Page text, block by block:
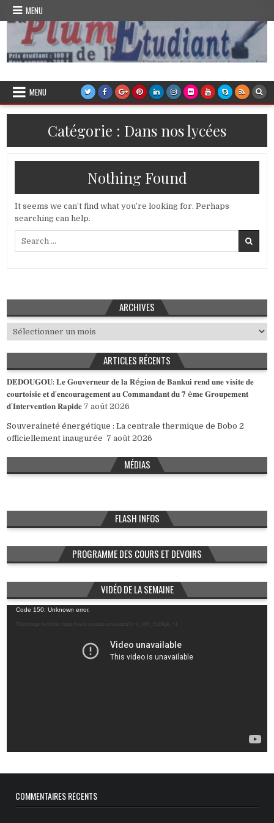
Skip
content
MENU
Plume de l'Etudiant
MENU
Catégorie : Dans nos lycées
Nothing Found
It seems we can’t find what you’re looking for. Perhaps
searching can help.
ARCHIVES
Archives
ARTICLES RÉCENTS
𝐃𝐄𝐃𝐎𝐔𝐆𝐎𝐔: 𝐋𝐞 𝐆𝐨𝐮𝐯𝐞𝐫𝐧𝐞𝐮𝐫 𝐝𝐞 𝐥𝐚 𝐑é𝐠𝐢𝐨𝐧 𝐝𝐞 𝐁𝐚𝐧𝐤𝐮𝐢 𝐫𝐞𝐧𝐝 𝐮𝐧𝐞 𝐯𝐢𝐬𝐢𝐭𝐞 𝐝𝐞
𝐜𝐨𝐮𝐫𝐭𝐨𝐢𝐬𝐢𝐞 𝐞𝐭 𝐝’𝐞𝐧𝐜𝐨𝐮𝐫𝐚𝐠𝐞𝐦𝐞𝐧𝐭 𝐚𝐮 𝐂𝐨𝐦𝐦𝐚𝐧𝐝𝐚𝐧𝐭 𝐝𝐮 𝟕 è𝐦𝐞 𝐆𝐫𝐨𝐮𝐩𝐞𝐦𝐞𝐧𝐭
𝐝’𝐈𝐧𝐭𝐞𝐫𝐯𝐞𝐧𝐭𝐢𝐨𝐧 𝐑𝐚𝐩𝐢𝐝𝐞 7 août 2026
Souveraineté énergétique : La centrale thermique de Bobo 2
officiellement inaugurée 7 août 2026
MÉDIAS
FLASH INFOS
PROGRAMME DES COURS ET DEVOIRS
VIDÉO DE LA SEMAINE
Lecteur
vidéo
Code 150: Unknown error.
Télécharger le fichier: https://www.youtube.com/watch?v=U_MN_YL99Ig&_=1
COMMENTAIRES RÉCENTS